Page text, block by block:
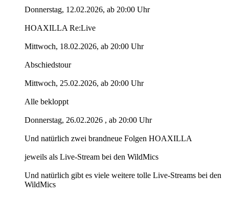
Donnerstag, 12.02.2026, ab 20:00 Uhr
HOAXILLA Re:Live
Mittwoch, 18.02.2026, ab 20:00 Uhr
Abschiedstour
Mittwoch, 25.02.2026, ab 20:00 Uhr
Alle bekloppt
Donnerstag, 26.02.2026 , ab 20:00 Uhr
Und natürlich zwei brandneue Folgen HOAXILLA
jeweils als Live-Stream bei den WildMics
Und natürlich gibt es viele weitere tolle Live-Streams bei den
WildMics